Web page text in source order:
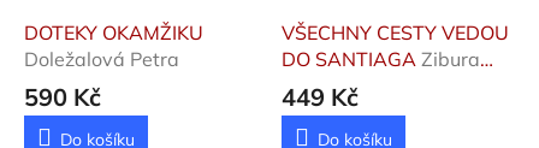
DOTEKY OKAMŽIKU
Doležalová Petra
590 Kč
Do košíku
VŠECHNY CESTY VEDOU
DO SANTIAGA Zibura
Ladislav
449 Kč
Do košíku